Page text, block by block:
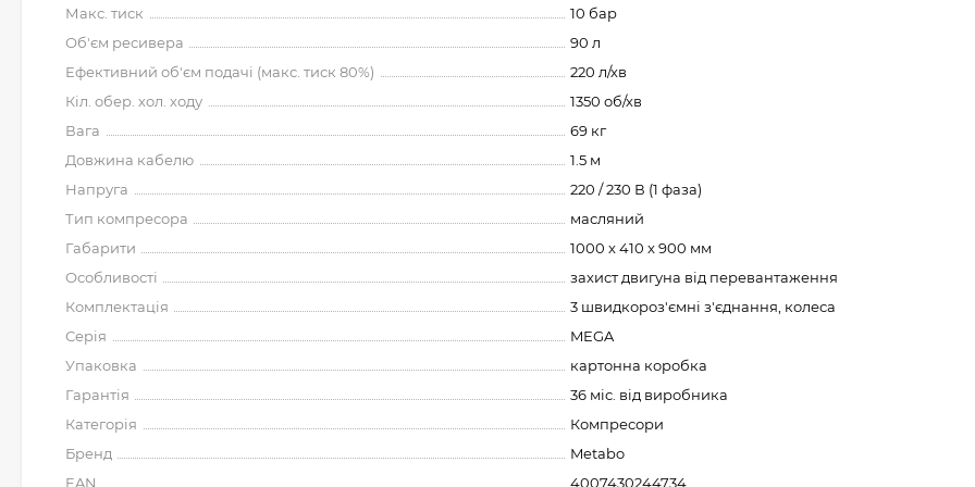
Макс. тиск
10 бар
Об'єм ресивера
90 л
Ефективний об'єм подачі (макс. тиск 80%)
220 л/хв
Кіл. обер. хол. ходу
1350 об/хв
Вага
69 кг
Довжина кабелю
1.5 м
Напруга
220 / 230 В (1 фаза)
Тип компресора
масляний
Габарити
1000 x 410 x 900 мм
Особливості
захист двигуна від перевантаження
Комплектація
3 швидкороз'ємні з'єднання, колеса
Серія
MEGA
Упаковка
картонна коробка
Гарантія
36 міс. від виробника
Категорія
Компресори
Бренд
Metabo
EAN
4007430244734